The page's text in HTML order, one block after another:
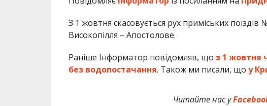
З 1 жовтня скасовується рух приміських
Високопілля – Апостолове.
Раніше Інформатор повідомляв, що з 1 жовтня
без водопостачання. Також ми писали, що у
Читайте нас у